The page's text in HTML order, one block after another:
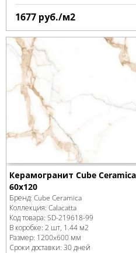
1677 руб./м2
Керамогранит Cube
60x120
Бренд: Cube Ceramica
Коллекция: Calacatta
Код товара: SD-219618-99
В коробке: 2 шт, 1.44 м2
Размер: 1200x600 мм
Сроки доставки: 30 дней